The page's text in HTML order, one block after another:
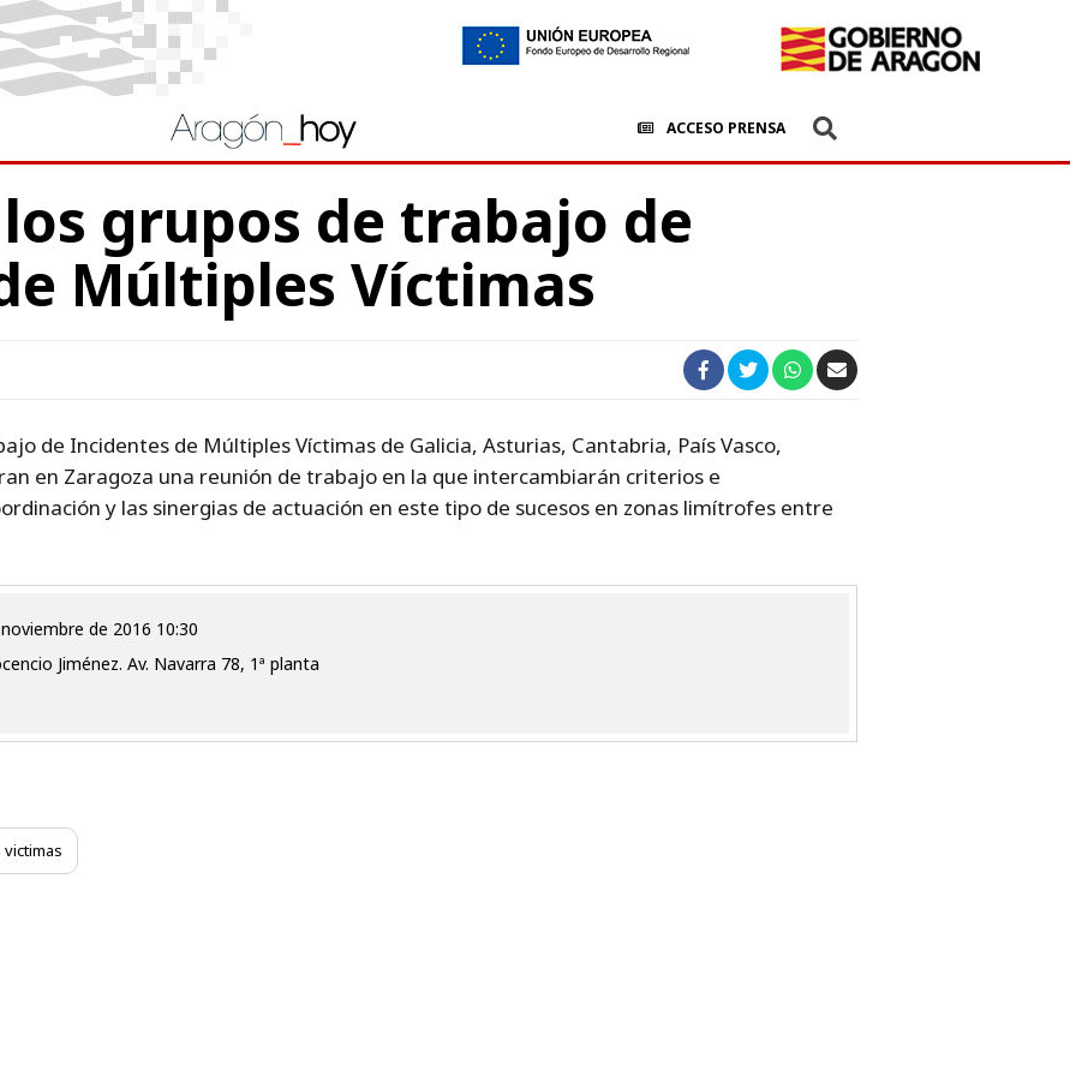
ACCESO PRENSA
grupos de trabajo de
Múltiples Víctimas
de Incidentes de Múltiples Víctimas de Galicia, Asturias, Cantabria, País Vasco,
en Zaragoza una reunión de trabajo en la que intercambiarán criterios e
y las sinergias de actuación en este tipo de sucesos en zonas limítrofes entre
de 2016 10:30
Jiménez. Av. Navarra 78, 1ª planta